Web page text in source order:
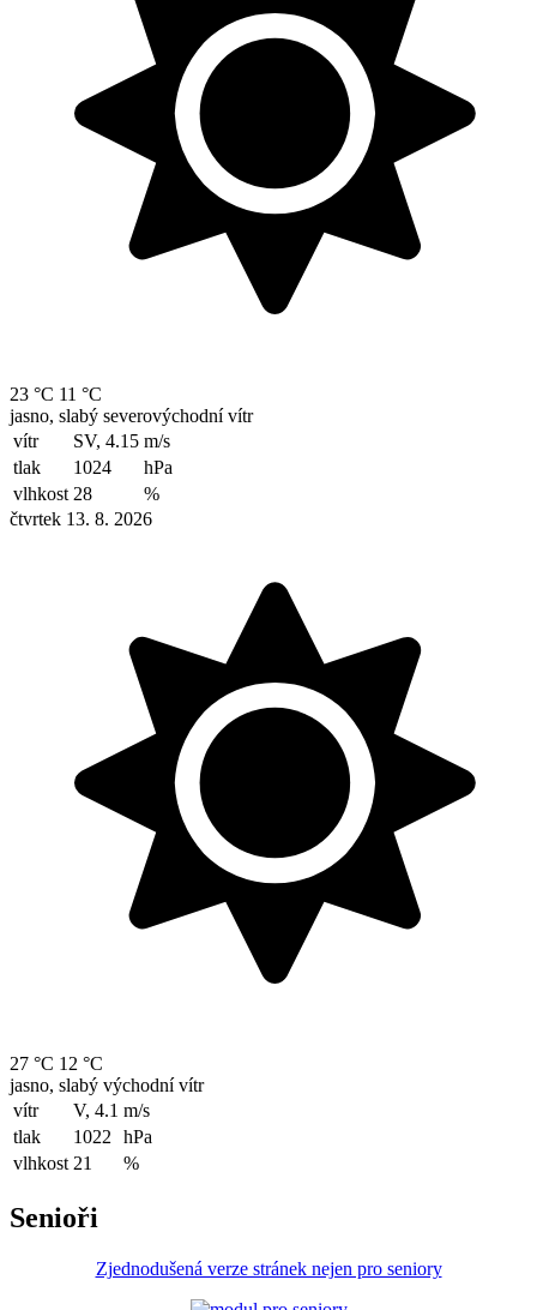
23 °C 11 °C
jasno, slabý severovýchodní vítr
vítr
SV, 4.15 m/s
tlak
1024
hPa
vlhkost 28
%
čtvrtek 13. 8. 2026
27 °C 12 °C
jasno, slabý východní vítr
vítr
V, 4.1 m/s
tlak
1022
hPa
vlhkost 21 %
Senioři
Zjednodušená verze stránek nejen pro seniory